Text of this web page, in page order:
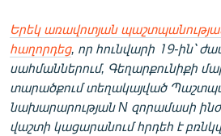
Երեկ առավոտյան
հաղորդեց, որ հունվարի 19-ին՝
սահմաններում, Գեղարքունիքի
տարածքում տեղակայված
նախարարության N զորամասի
վաշտի կացարանում հրդեհ է